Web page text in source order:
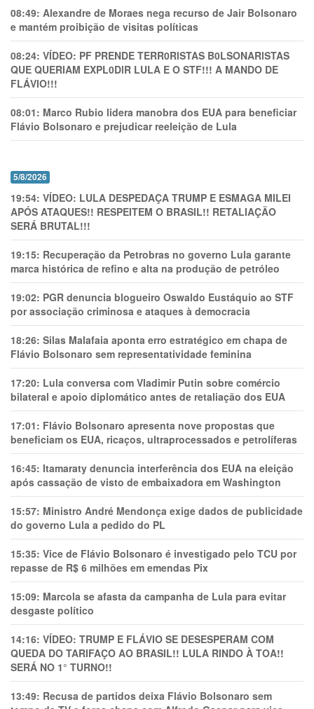
08:49: Alexandre de Moraes nega recurso de Jair Bolsonaro
e mantém proibição de visitas políticas
08:24: VÍDEO: PF PRENDE TERR0RlSTAS B0LSONARlSTAS
QUE QUERIAM EXPL0DlR LULA E O STF!!! A MANDO DE
FLÁVIO!!!
08:01: Marco Rubio lidera manobra dos EUA para beneficiar
Flávio Bolsonaro e prejudicar reeleição de Lula
5/8/2026
19:54: VÍDEO: LULA DESPEDAÇA TRUMP E ESMAGA MILEI
APÓS ATAQUES!! RESPEITEM O BRASIL!! RETALIAÇÃO
SERÁ BRUTAL!!!
19:15: Recuperação da Petrobras no governo Lula garante
marca histórica de refino e alta na produção de petróleo
19:02: PGR denuncia blogueiro Oswaldo Eustáquio ao STF
por associação criminosa e ataques à democracia
18:26: Silas Malafaia aponta erro estratégico em chapa de
Flávio Bolsonaro sem representatividade feminina
17:20: Lula conversa com Vladimir Putin sobre comércio
bilateral e apoio diplomático antes de retaliação dos EUA
17:01: Flávio Bolsonaro apresenta nove propostas que
beneficiam os EUA, ricaços, ultraprocessados e petrolíferas
16:45: Itamaraty denuncia interferência dos EUA na eleição
após cassação de visto de embaixadora em Washington
15:57: Ministro André Mendonça exige dados de publicidade
do governo Lula a pedido do PL
15:35: Vice de Flávio Bolsonaro é investigado pelo TCU por
repasse de R$ 6 milhões em emendas Pix
15:09: Marcola se afasta da campanha de Lula para evitar
desgaste político
14:16: VÍDEO: TRUMP E FLÁVIO SE DESESPERAM COM
QUEDA DO TARIFAÇO AO BRASIL!! LULA RINDO À TOA!!
SERÁ NO 1° TURNO!!
13:49: Recusa de partidos deixa Flávio Bolsonaro sem